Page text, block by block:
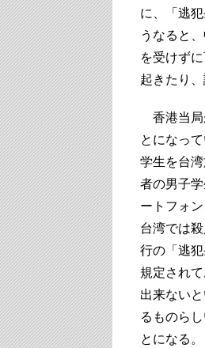
に、「逃
うなると
を受けず
起きたり
香港当局
とになっ
学生を台
者の男子
ートフォ
台湾では
行の「逃
規定され
出来ない
るものら
とになる。